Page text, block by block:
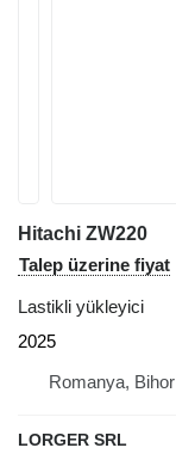
Hitachi ZW220
Talep üzerine fiyat
Lastikli yükleyici
2025
Romanya, Bihor
LORGER SRL